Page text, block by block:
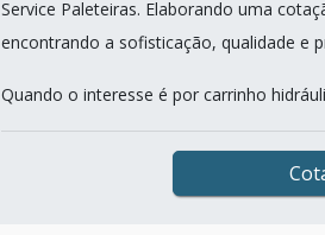
Service Paleteiras. Elaborando uma
encontrando a sofisticação, qualidade e
Quando o interesse é por carrinho